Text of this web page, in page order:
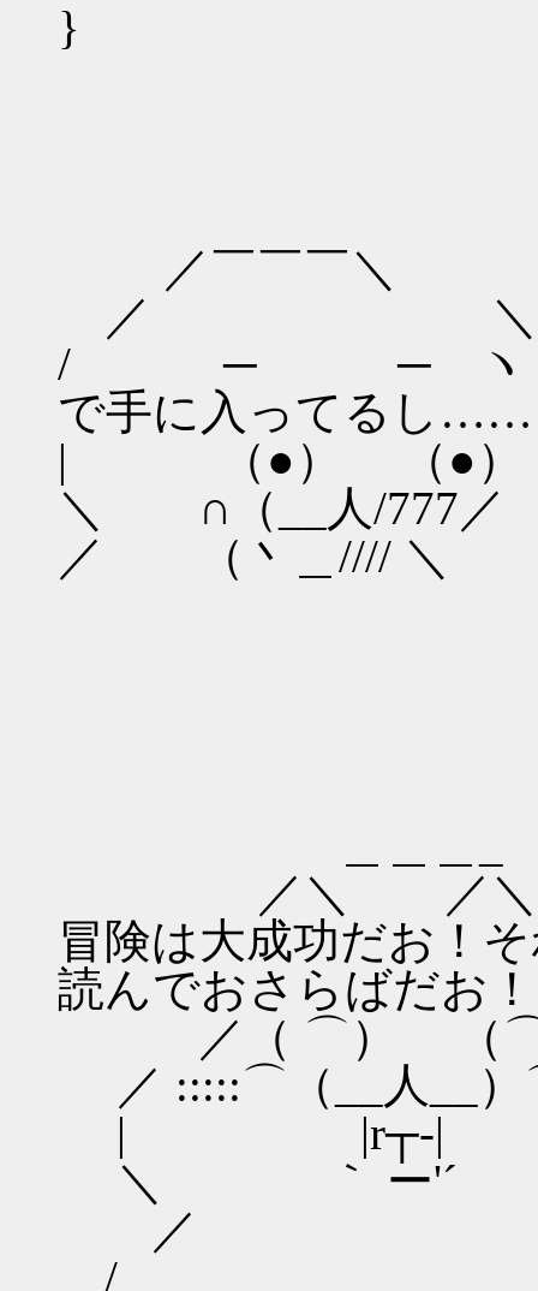
}
／￣￣￣＼
／ ＼
/ ─ ─ ヽ しか
で手に入ってるし……
| （●） （●
＼ ∩（__人/777／
／ （丶＿//// ＼
／＼ ／
冒険は大成功だお！
読んでおさらばだお！
／（ ⌒） （⌒
／ :::::⌒（__人__
| |r┬-
＼ ｀ ー'´
／
/